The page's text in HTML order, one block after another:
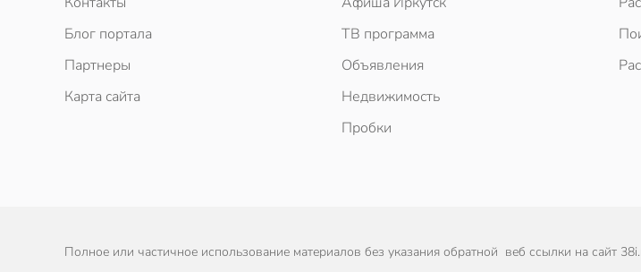
Блог портала
Партнеры
Карта сайта
ТВ программа
Объявления
Недвижимость
Пробки
Полное или частичное использование материалов без указания обратной веб ссылки на сайт